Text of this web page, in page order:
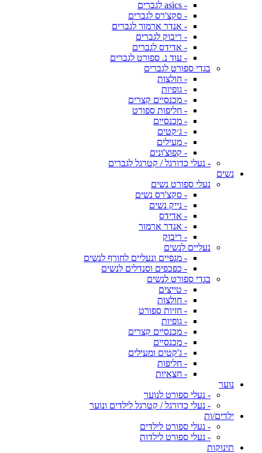
- asics לגברים
- סקצ'רס לגברים
- אנדר ארמור לגברים
- ריבוק לגברים
- אדידס לגברים
- עוד נ. ספורט לגברים
בגדי ספורט לגברים
- חולצות
- גופיות
- מכנסיים קצרים
- חליפות ספורט
- מכנסיים
- ג׳קטים
- מעילים
- קפוצ'ונים
- נעלי כדורגל / קטרגל לגברים
נשים
נעלי ספורט נשים
- סקצ'רס נשים
- נייק נשים
- אדידס
- אנדר ארמור
- ריבוק
נעליים לנשים
- מגפיים ונעליים לחורף לנשים
- כפכפים וסנדלים לנשים
בגדי ספורט לנשים
- טייצים
- חולצות
- חזיות ספורט
- גופיות
- מכנסיים קצרים
- מכנסיים
- ג'קטים ומעילים
- חליפות
- חצאיות
נוער
- נעלי ספורט לנוער
- נעלי כדורגל / קטרגל לילדים ונוער
ילדים/ות
- נעלי ספורט לילדים
- נעלי ספורט לילדות
תינוקות